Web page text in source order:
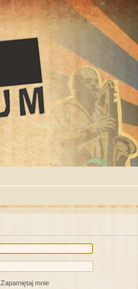
Zapamiętaj mnie